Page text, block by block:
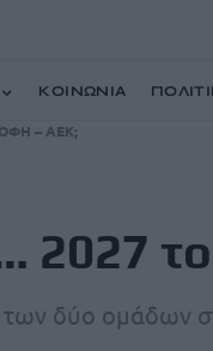
ΚΟΙΝΩΝΙΑ
– ΑΕΚ;
2027
δύο ομάδων